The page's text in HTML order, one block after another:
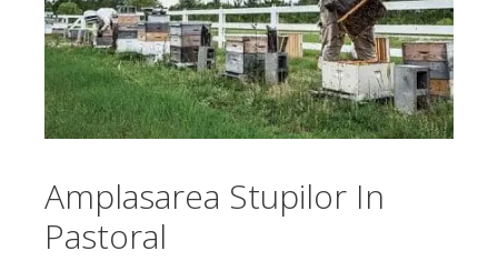
Amplasarea Stupilor In
Pastoral